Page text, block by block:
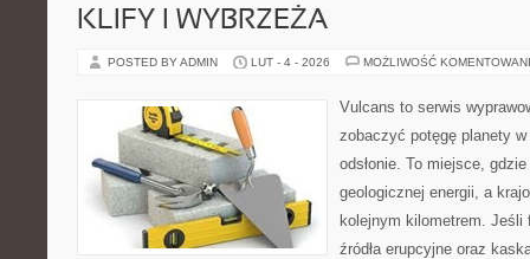
KLIFY I WYBRZEŻA
POSTED BY ADMIN LUT - 4 - 2026 MOŻLIWOŚĆ
Vulcans to serwis
zobaczyć potęgę planety
odsłonie. To miejsce,
geologicznej energii, a
kolejnym kilometrem. Jeśli
źródła erupcyjne oraz